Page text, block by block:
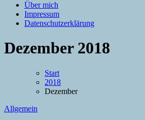
Über mich
Impressum
Datenschutzerklärung
Dezember 2018
Start
2018
Dezember
Allgemein